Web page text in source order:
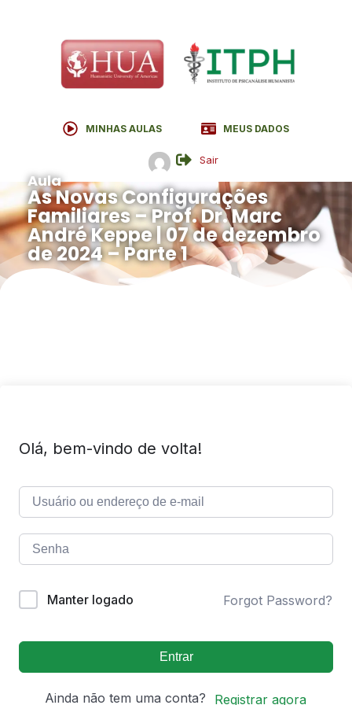
MINHAS AULAS MEUS DADOS
Sair
Aula
As Novas Configurações
Familiares – Prof. Dr. Marc
André Keppe | 07 de dezembro
de 2024 – Parte 1
Olá, bem-vindo de volta!
Manter logado Forgot Password?
Entrar
Ainda não tem uma conta? Registrar agora